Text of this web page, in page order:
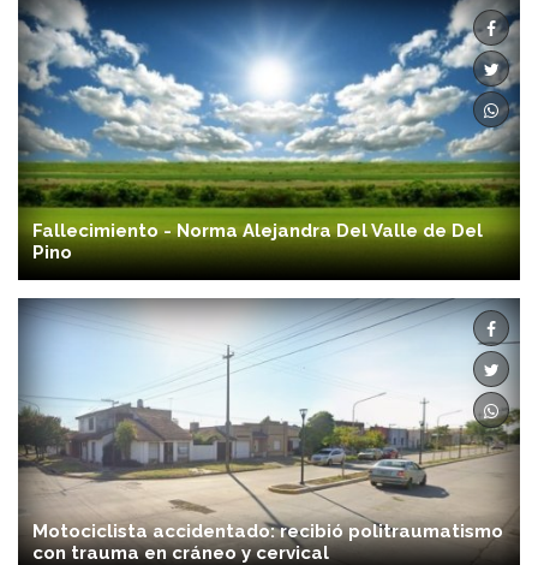
Fallecimiento - Norma Alejandra Del Valle de Del
Pino
Motociclista accidentado: recibió politraumatismo
con trauma en cráneo y cervical